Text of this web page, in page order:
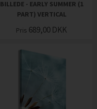
BILLEDE - EARLY SUMMER (1
PART) VERTICAL
Pris 689,00 DKK